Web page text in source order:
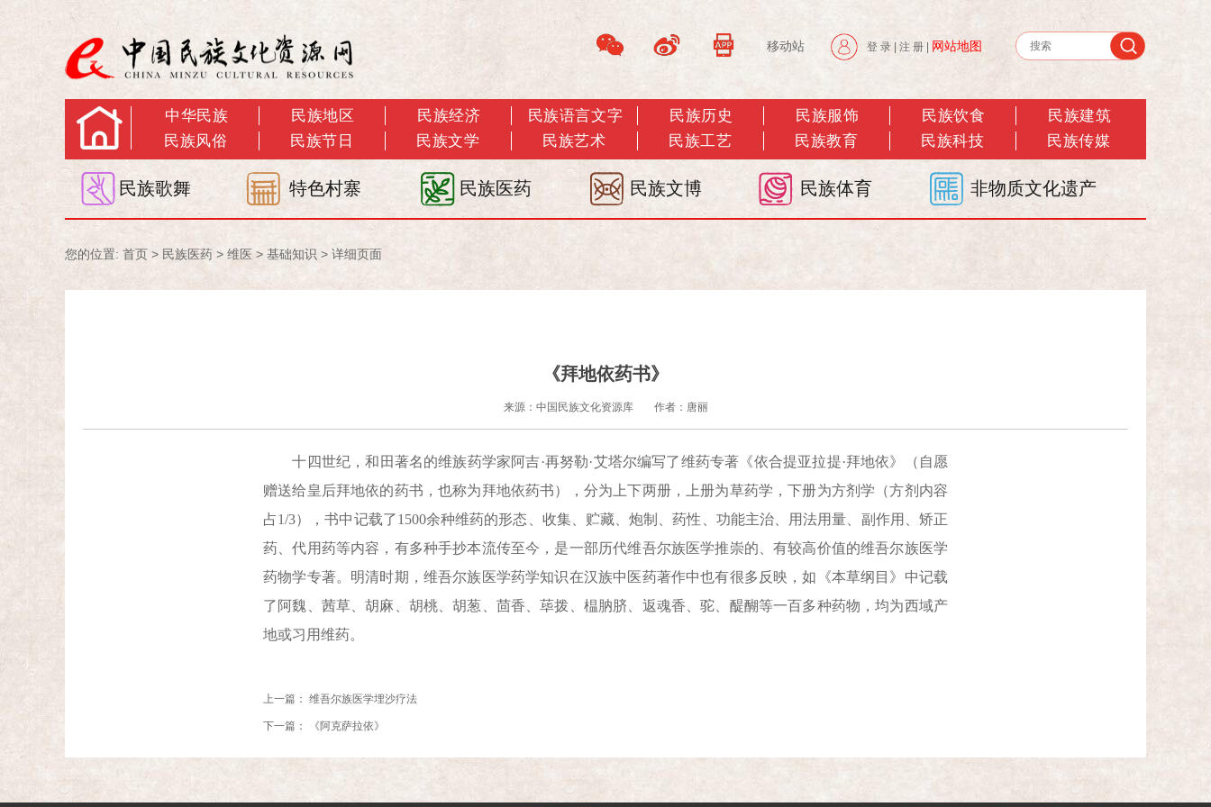
移动站 登 录 注 册 网站地图
中华民族 民族地区 民族经济 民族语言文字 民族历史 民族服饰 民族饮食
民族建筑
民族风俗
民族节日 民族文学 民族艺术 民族工艺 民族教育 民族科技 民族传媒
民族歌舞 特色村寨 民族医药 民族文博 民族体育 非物质文化遗产
您的位置: 首页 > 民族医药 > 维医 > 基础知识 > 详细页面
《拜地依药书》
来源：中国民族文化资源库 作者：唐丽
十四世纪，和田著名的维族药学家阿吉·再努勒·艾塔尔编写了维药专著《依合提亚拉提·拜地依》（自愿
赠送给皇后拜地依的药书，也称为拜地依药书），分为上下两册，上册为草药学，下册为方剂学（方剂内容
占1/3），书中记载了1500余种维药的形态、收集、贮藏、炮制、药性、功能主治、用法用量、副作用、矫正
药、代用药等内容，有多种手抄本流传至今，是一部历代维吾尔族医学推崇的、有较高价值的维吾尔族医学
药物学专著。明清时期，维吾尔族医学药学知识在汉族中医药著作中也有很多反映，如《本草纲目》中记载
了阿魏、茜草、胡麻、胡桃、胡葱、茴香、荜拨、榅肭脐、返魂香、驼、醍醐等一百多种药物，均为西域产
地或习用维药。
上一篇： 维吾尔族医学埋沙疗法
下一篇： 《阿克萨拉依》